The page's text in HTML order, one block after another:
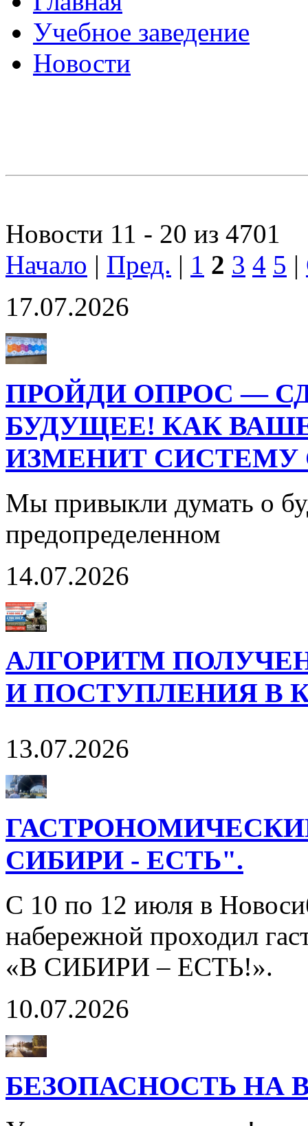
Учебное заведение
Новости
Новости 11 - 20 из 4701
Начало | Пред. | 1 2 3 4 5 |
17.07.2026
ПРОЙДИ ОПРОС —
БУДУЩЕЕ! КАК
ИЗМЕНИТ СИСТЕМУ
Мы привыкли думать о
предопределенном
14.07.2026
АЛГОРИТМ
И ПОСТУПЛЕНИЯ В
13.07.2026
СИБИРИ - ЕСТЬ".
С 10 по 12 июля в
набережной проходил
«В СИБИРИ – ЕСТЬ!».
10.07.2026
БЕЗОПАСНОСТЬ НА